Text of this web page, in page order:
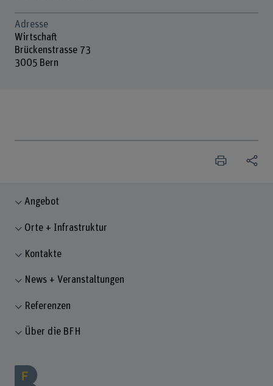
Adresse
Wirtschaft
Brückenstrasse 73
3005 Bern
Angebot
Orte + Infrastruktur
Kontakte
News + Veranstaltungen
Referenzen
Über die BFH